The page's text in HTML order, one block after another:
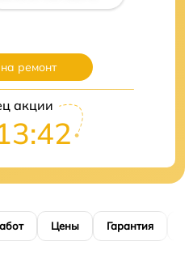
ремонт
акции
Цены Гарантия